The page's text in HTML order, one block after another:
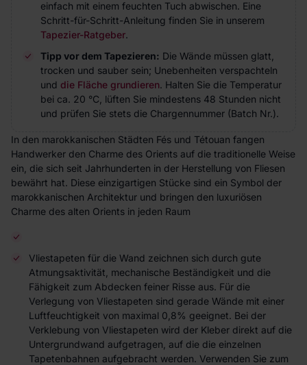
einfach mit einem feuchten Tuch abwischen. Eine
Schritt-für-Schritt-Anleitung finden Sie in unserem
Tapezier-Ratgeber.
Tipp vor dem Tapezieren: Die Wände müssen glatt,
trocken und sauber sein; Unebenheiten verspachteln
und die Fläche grundieren. Halten Sie die Temperatur
bei ca. 20 °C, lüften Sie mindestens 48 Stunden nicht
und prüfen Sie stets die Chargennummer (Batch Nr.).
In den marokkanischen Städten Fés und Tétouan fangen
Handwerker den Charme des Orients auf die traditionelle Weise
ein, die sich seit Jahrhunderten in der Herstellung von Fliesen
bewährt hat. Diese einzigartigen Stücke sind ein Symbol der
marokkanischen Architektur und bringen den luxuriösen
Charme des alten Orients in jeden Raum
Vliestapeten für die Wand zeichnen sich durch gute
Atmungsaktivität, mechanische Beständigkeit und die
Fähigkeit zum Abdecken feiner Risse aus. Für die
Verlegung von Vliestapeten sind gerade Wände mit einer
Luftfeuchtigkeit von maximal 0,8% geeignet. Bei der
Verklebung von Vliestapeten wird der Kleber direkt auf die
Untergrundwand aufgetragen, auf die die einzelnen
Tapetenbahnen aufgebracht werden. Verwenden Sie zum